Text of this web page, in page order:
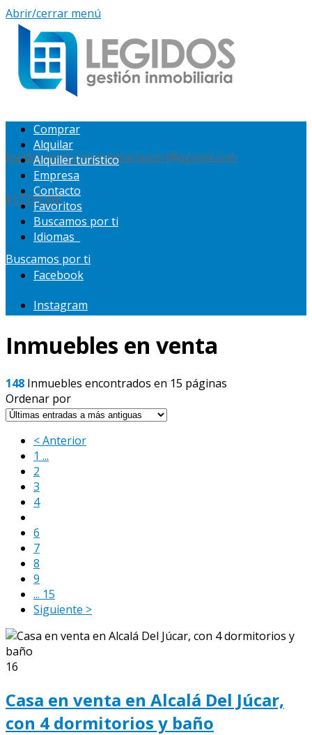
Abrir/cerrar menú
legidosgestioninmobiliariaastri@agmail.com
617739390
Buscamos por ti
Comprar
Alquilar
Alquiler turístico
Empresa
Contacto
Favoritos
Buscamos por ti
Idiomas
Facebook
Instagram
Inmuebles en venta
148 Inmuebles encontrados en 15 páginas
Ordenar por
< Anterior
1 ...
2
3
4
6
7
8
9
... 15
Siguiente >
16
Casa en venta en Alcalá Del Júcar,
con 4 dormitorios y baño